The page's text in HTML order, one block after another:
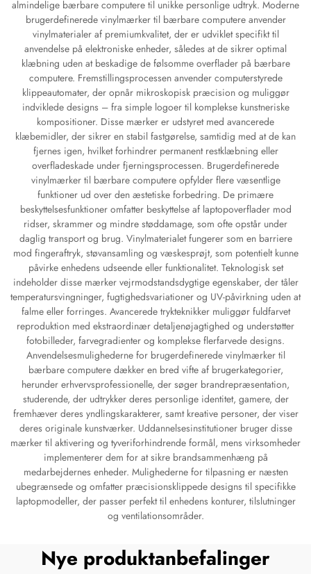
almindelige bærbare computere til unikke personlige udtryk. Moderne
brugerdefinerede vinylmærker til bærbare computere anvender
vinylmaterialer af premiumkvalitet, der er udviklet specifikt til
anvendelse på elektroniske enheder, således at de sikrer optimal
klæbning uden at beskadige de følsomme overflader på bærbare
computere. Fremstillingsprocessen anvender computerstyrede
klippeautomater, der opnår mikroskopisk præcision og muliggør
indviklede designs – fra simple logoer til komplekse kunstneriske
kompositioner. Disse mærker er udstyret med avancerede
klæbemidler, der sikrer en stabil fastgørelse, samtidig med at de kan
fjernes igen, hvilket forhindrer permanent restklæbning eller
overfladeskade under fjerningsprocessen. Brugerdefinerede
vinylmærker til bærbare computere opfylder flere væsentlige
funktioner ud over den æstetiske forbedring. De primære
beskyttelsesfunktioner omfatter beskyttelse af laptopoverflader mod
ridser, skrammer og mindre støddamage, som ofte opstår under
daglig transport og brug. Vinylmaterialet fungerer som en barriere
mod fingeraftryk, støvansamling og væskesprøjt, som potentielt kunne
påvirke enhedens udseende eller funktionalitet. Teknologisk set
indeholder disse mærker vejrmodstandsdygtige egenskaber, der tåler
temperatursvingninger, fugtighedsvariationer og UV-påvirkning uden at
falme eller forringes. Avancerede trykteknikker muliggør fuldfarvet
reproduktion med ekstraordinær detaljenøjagtighed og understøtter
fotobilleder, farvegradienter og komplekse flerfarvede designs.
Anvendelsesmulighederne for brugerdefinerede vinylmærker til
bærbare computere dækker en bred vifte af brugerkategorier,
herunder erhvervsprofessionelle, der søger brandrepræsentation,
studerende, der udtrykker deres personlige identitet, gamere, der
fremhæver deres yndlingskarakterer, samt kreative personer, der viser
deres originale kunstværker. Uddannelsesinstitutioner bruger disse
mærker til aktivering og tyveriforhindrende formål, mens virksomheder
implementerer dem for at sikre brandsammenhæng på
medarbejdernes enheder. Mulighederne for tilpasning er næsten
ubegrænsede og omfatter præcisionsklippede designs til specifikke
laptopmodeller, der passer perfekt til enhedens konturer, tilslutninger
og ventilationsområder.
Nye produktanbefalinger